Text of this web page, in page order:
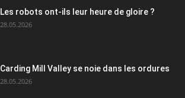
Les robots ont-ils leur heure de gloire ?
28.05.2026
Carding Mill Valley se noie dans les ordures
28.05.2026